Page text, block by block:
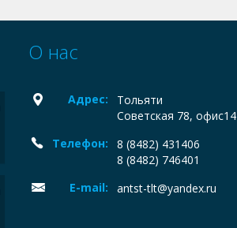
О нас
Адрес:
Тольяти
Советская 78, офис14
Телефон:
8 (8482) 431406
8 (8482) 746401
E-mail:
antst-tlt@yandex.ru